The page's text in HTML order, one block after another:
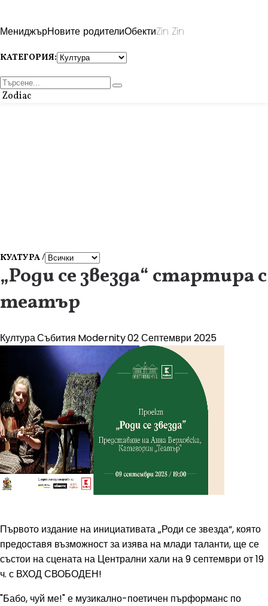
МениджърНовите родителиОбектиZin Zin
КАТЕГОРИЯ:
Zodiac
КУЛТУРА /
„Роди се звезда“ стартира с
театър
КултураСъбития Modernity02 Септември 2025
Първото издание на инициативата „Роди се звезда“, която
предоставя възможност за изява на млади таланти, ще се
състои на сцената на Централни хали на 9 септември от 19
ч. с ВХОД СВОБОДЕН!
"Бабо, чуй ме!" е музикално-поетичен пърформанс по